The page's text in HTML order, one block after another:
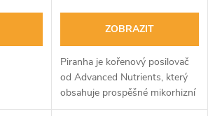
ZOBRAZIT
Piranha je kořenový posilovač
od Advanced Nutrients, který
obsahuje prospěšné mikorhizní
houby pro zdravou kořenovou